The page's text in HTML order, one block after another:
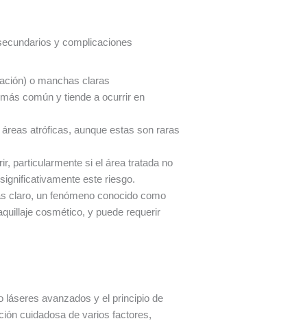
y complicaciones
o manchas claras
común y tiende a ocurrir en
atróficas, aunque estas son raras
particularmente si el área tratada no
este riesgo.
claro, un fenómeno conocido como
cosmético, y puede requerir
láseres avanzados y el principio de
cuidadosa de varios factores,